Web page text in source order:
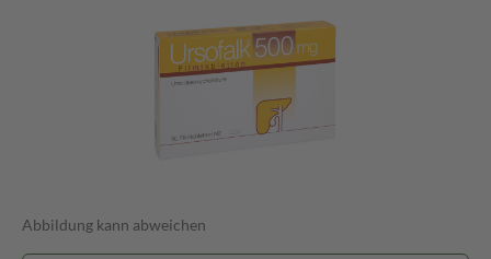
Abbildung kann abweichen